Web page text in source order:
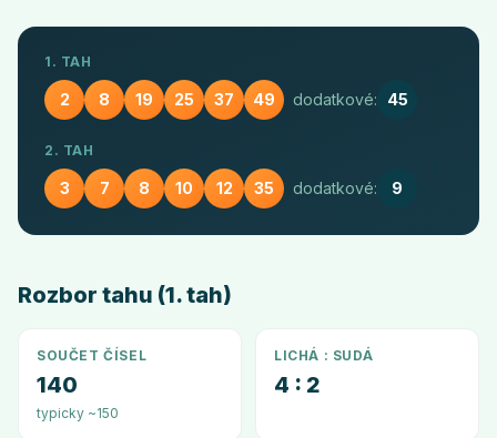
1. TAH
2 8 19 25 37 49 dodatkové: 45
2. TAH
3 7 8 10 12 35 dodatkové: 9
Rozbor tahu (1. tah)
SOUČET ČÍSEL
140
typicky ~150
LICHÁ : SUDÁ
4 : 2